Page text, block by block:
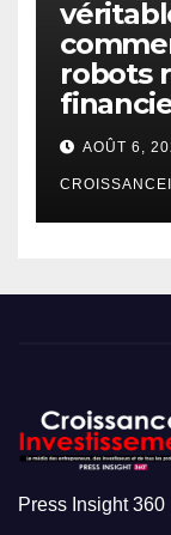
robots
AOÛT 6,
Press Insight 360